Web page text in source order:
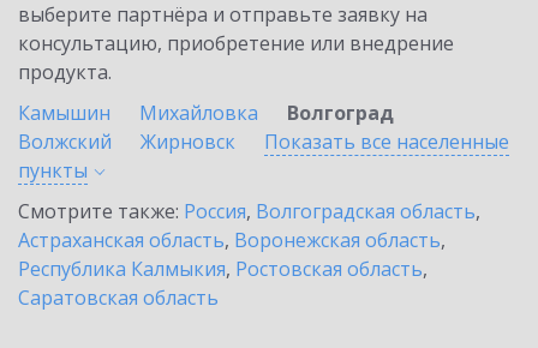
выберите партнёра и отправьте заявку на
консультацию, приобретение или внедрение
продукта.
Камышин
Михайловка
Волгоград
Волжский
Жирновск
Показать все населенные
пункты
Смотрите также: Россия, Волгоградская область,
Астраханская область, Воронежская область,
Республика Калмыкия, Ростовская область,
Саратовская область